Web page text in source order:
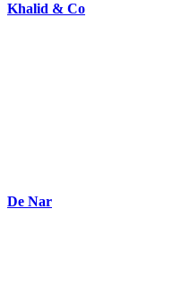
Khalid & Co
De Nar